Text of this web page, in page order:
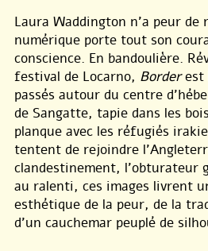
Laura Waddington n’a peur de
numérique porte tout son
conscience. En bandoulière.
festival de Locarno, Borderest
passés autour du centre
de Sangatte, tapie dans les
planque avec les réfugiés
tentent de rejoindre
clandestinement, l’obturateur
au ralenti, ces images livrent
esthétique de la peur, de la
d’un cauchemar peuplé de